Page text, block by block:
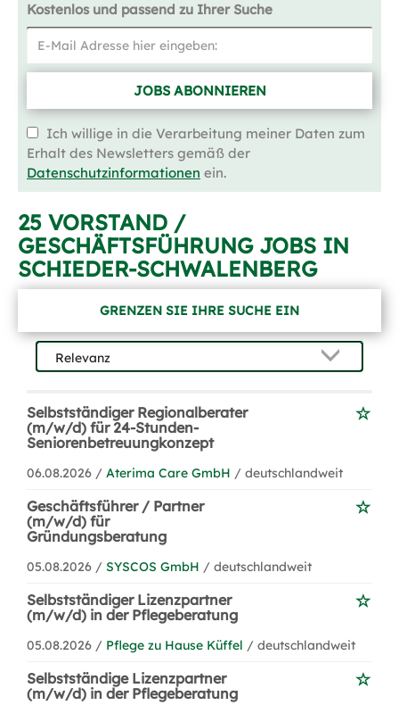
Kostenlos und passend zu Ihrer Suche
JOBS ABONNIEREN
Ich willige in die Verarbeitung meiner Daten zum
Erhalt des Newsletters gemäß der
Datenschutzinformationen ein.
25 VORSTAND /
GESCHÄFTSFÜHRUNG JOBS IN
SCHIEDER-SCHWALENBERG
GRENZEN SIE IHRE SUCHE EIN
Selbstständiger Regionalberater
(m/w/d) für 24-Stunden-
Seniorenbetreuungkonzept
06.08.2026 / Aterima Care GmbH / deutschlandweit
Geschäftsführer / Partner
(m/w/d) für
Gründungsberatung
05.08.2026 / SYSCOS GmbH / deutschlandweit
Selbstständiger Lizenzpartner
(m/w/d) in der Pflegeberatung
05.08.2026 / Pflege zu Hause Küffel / deutschlandweit
Selbstständige Lizenzpartner
(m/w/d) in der Pflegeberatung